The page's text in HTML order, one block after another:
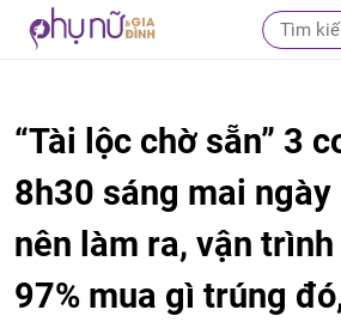
“Tài lộc chờ sẵn” 3
8h30 sáng mai
nên làm ra, vận
97% mua gì trúng